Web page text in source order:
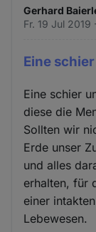
Gerhard
Fr. 19 Jul 2019
Eine
Eine schier
diese die
Sollten wir
Erde unser
und alles
erhalten, für
einer
Lebewesen.